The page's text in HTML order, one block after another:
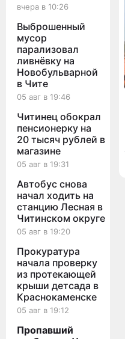
вчера в 10:26
Выброшенный
мусор
парализовал
ливнёвку на
Новобульварной
в Чите
05 авг в 19:46
Читинец обокрал
пенсионерку на
20 тысяч рублей в
магазине
05 авг в 19:31
Автобус снова
начал ходить на
станцию Лесная в
Читинском округе
05 авг в 19:20
Прокуратура
начала проверку
из протекающей
крыши детсада в
Краснокаменске
05 авг в 19:12
Пропавший